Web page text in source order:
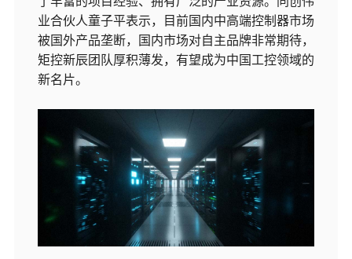
业合伙人童子平表示，目前国内中高端控制器市场
被国外产品垄断，国内市场对自主品牌非常期待，
矩控新辰团队厚积薄发，有望成为中国工控领域的
新名片。